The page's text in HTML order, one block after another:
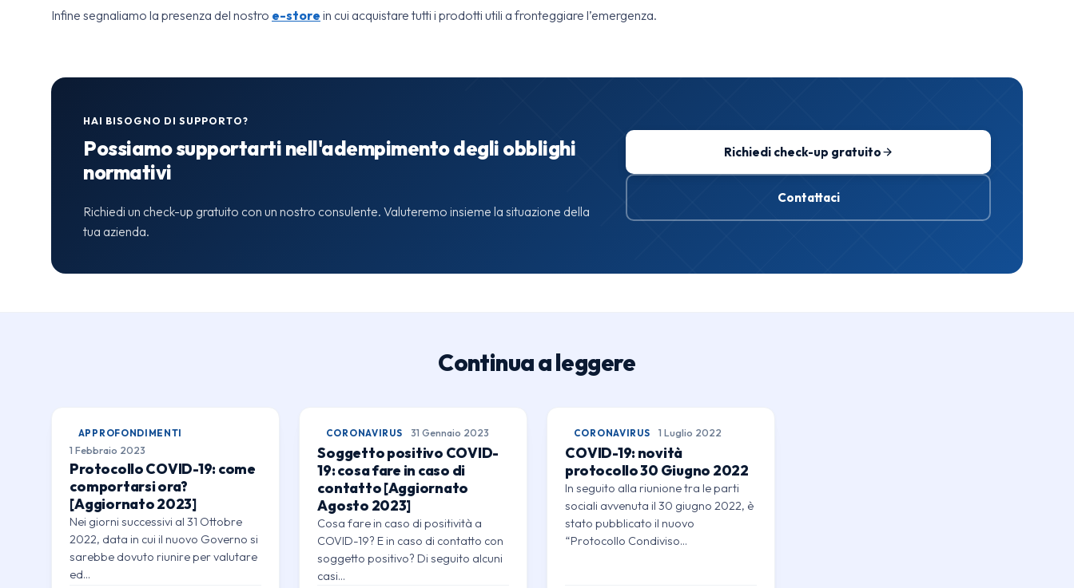
Infine segnaliamo la presenza del nostro e-store in cui acquistare tutti i prodotti utili a fronteggiare l’emergenza.
HAI BISOGNO DI SUPPORTO?
Possiamo supportarti nell'adempimento degli obblighi
normativi
Richiedi un check-up gratuito con un nostro consulente. Valuteremo insieme la situazione della
tua azienda.
Richiedi check-up gratuito
Contattaci
Continua a leggere
APPROFONDIMENTI
1 Febbraio 2023
Protocollo COVID-19: come
comportarsi ora?
[Aggiornato 2023]
Nei giorni successivi al 31 Ottobre
2022, data in cui il nuovo Governo si
sarebbe dovuto riunire per valutare
ed…
CORONAVIRUS 31 Gennaio 2023
Soggetto positivo COVID-
19: cosa fare in caso di
contatto [Aggiornato
Agosto 2023]
Cosa fare in caso di positività a
COVID-19? E in caso di contatto con
soggetto positivo? Di seguito alcuni
casi…
CORONAVIRUS 1 Luglio 2022
COVID-19: novità
protocollo 30 Giugno 2022
In seguito alla riunione tra le parti
sociali avvenuta il 30 giugno 2022, è
stato pubblicato il nuovo
“Protocollo Condiviso…